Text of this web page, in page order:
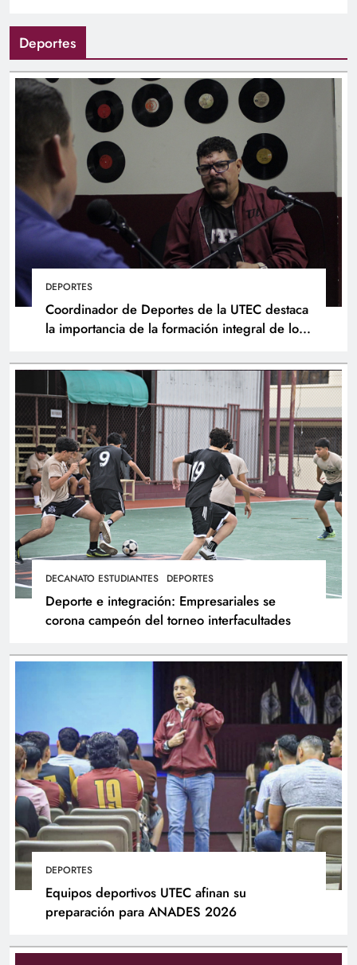
Deportes
DEPORTES
Coordinador de Deportes de la UTEC destaca
la importancia de la formación integral de los
DECANATO ESTUDIANTES DEPORTES
Deporte e integración: Empresariales se
corona campeón del torneo interfacultades
DEPORTES
Equipos deportivos UTEC afinan su
preparación para ANADES 2026